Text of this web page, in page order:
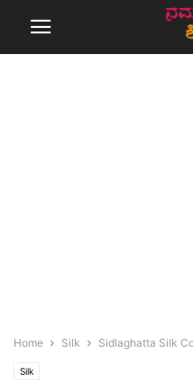
Home Silk Sidlaghatta Silk
Silk